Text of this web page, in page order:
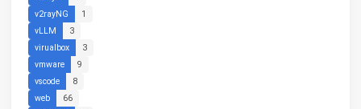
v2rayNG
1
vLLM
3
virualbox
3
vmware
9
vscode
8
web
66